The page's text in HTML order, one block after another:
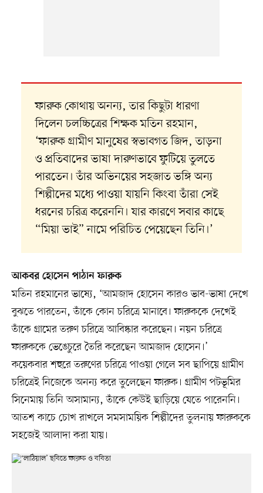
ফারুক কোথায় অনন্য, তার কিছুটা ধারণা
দিলেন চলচ্চিত্রের শিক্ষক মতিন রহমান,
‘ফারুক গ্রামীণ মানুষের স্বভাবগত জিদ, তাড়না
ও প্রতিবাদের ভাষা দারুণভাবে ফুটিয়ে তুলতে
পারতেন। তাঁর অভিনয়ের সহজাত ভঙ্গি অন্য
শিল্পীদের মধ্যে পাওয়া যায়নি কিংবা তাঁরা সেই
ধরনের চরিত্র করেননি। যার কারণে সবার কাছে
“মিয়া ভাই” নামে পরিচিত পেয়েছেন তিনি।’
আকবর হোসেন পাঠান ফারুক
মতিন রহমানের ভাষ্যে, ‘আমজাদ হোসেন কারও ভাব-ভাষা দেখে
বুঝতে পারতেন, তাঁকে কোন চরিত্রে মানাবে। ফারুককে দেখেই
তাঁকে গ্রামের তরুণ চরিত্রে আবিষ্কার করেছেন। নয়ন চরিত্রে
ফারুককে ভেঙেচুরে তৈরি করেছেন আমজাদ হোসেন।’
কয়েকবার শহুরে তরুণের চরিত্রে পাওয়া গেলে সব ছাপিয়ে গ্রামীণ
চরিত্রেই নিজেকে অনন্য করে তুলেছেন ফারুক। গ্রামীণ পটভূমির
সিনেমায় তিনি অসামান্য, তাঁকে কেউই ছাড়িয়ে যেতে পারেননি।
আতশ কাচে চোখ রাখলে সমসাময়িক শিল্পীদের তুলনায় ফারুককে
সহজেই আলাদা করা যায়।